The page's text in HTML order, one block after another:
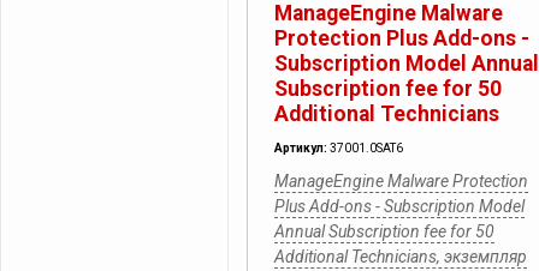
ManageEngine Malware
Protection Plus Add-ons -
Subscription Model Annual
Subscription fee for 50
Additional Technicians
Артикул: 37001.0SAT6
ManageEngine Malware Protection
Plus Add-ons - Subscription Model
Annual Subscription fee for 50
Additional Technicians, экземпляр